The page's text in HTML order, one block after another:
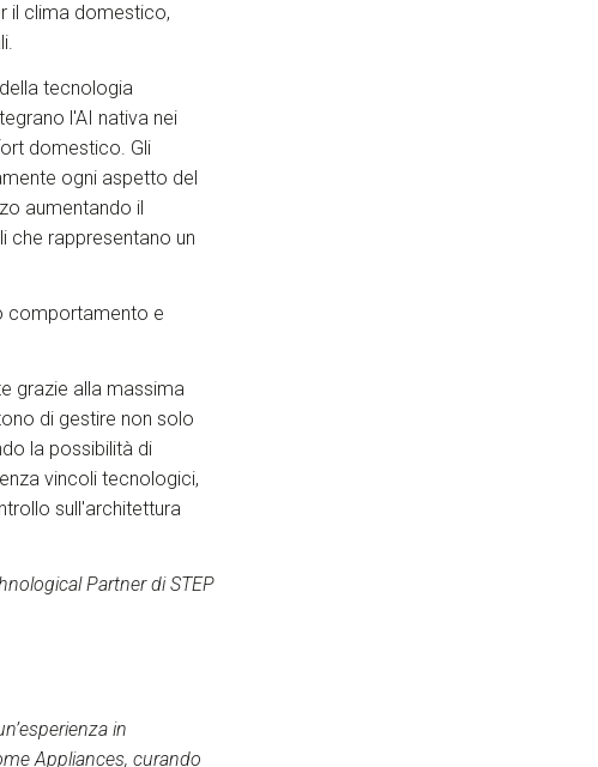
il clima domestico,
tecnologia
l'AI nativa nei
domestico. Gli
ogni aspetto del
aumentando il
che rappresentano un
comportamento e
grazie alla massima
di gestire non solo
la possibilità di
vincoli tecnologici,
sull'architettura
Partner di STEP
in
Appliances, curando